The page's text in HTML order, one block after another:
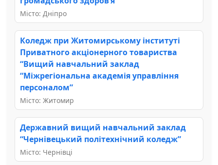
Місто: Дніпро
Коледж при Житомирському інституті
Приватного акціонерного товариства
“Вищий навчальний заклад
“Міжрегіональна академія управління
персоналом”
Місто: Житомир
Державний вищий навчальний заклад
“Чернівецький політехнічний коледж”
Місто: Чернівці